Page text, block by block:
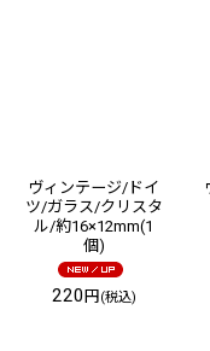
ヴィンテージ/ドイ
ツ/ガラス/クリスタ
ル/約16×12mm(1
個)
220 円 (税込)